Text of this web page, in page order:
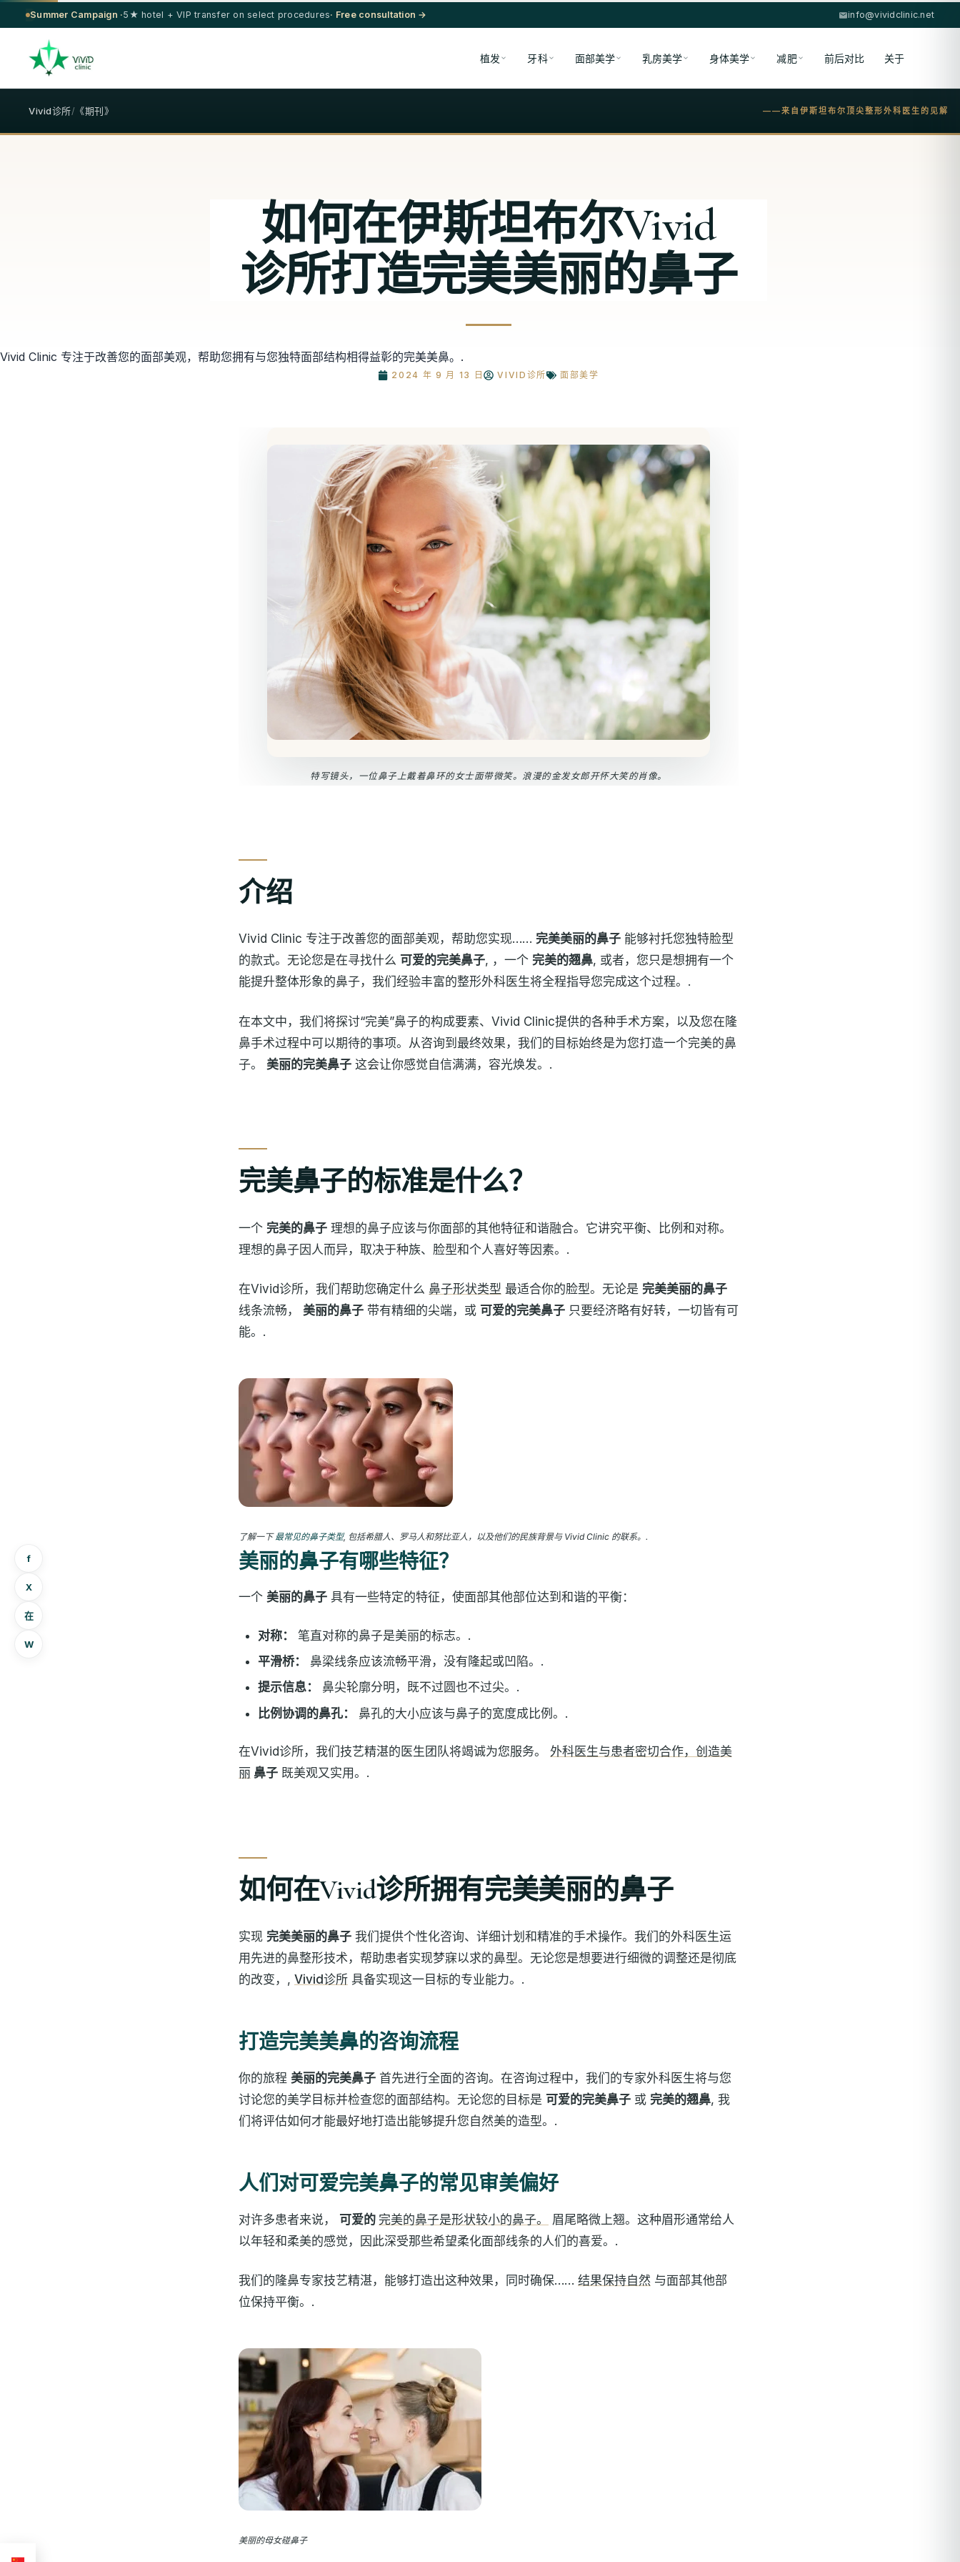
Summer Campaign ·5★ hotel + VIP transfer on select procedures· Free consultation → info@vividclinic.net
植发 牙科 面部美学 乳房美学 身体美学 减肥 前后对比 关于
Vivid诊所/ 《期刊》 ——来自伊斯坦布尔顶尖整形外科医生的见解
f
X
在
W
如何在伊斯坦布尔Vivid
诊所打造完美美丽的鼻子
Vivid Clinic 专注于改善您的面部美观，帮助您拥有与您独特面部结构相得益彰的完美美鼻。.
2024 年 9 月 13 日 VIVID诊所 面部美学
特写镜头，一位鼻子上戴着鼻环的女士面带微笑。浪漫的金发女郎开怀大笑的肖像。
介绍
Vivid Clinic 专注于改善您的面部美观，帮助您实现…… 完美美丽的鼻子 能够衬托您独特脸型
的款式。无论您是在寻找什么 可爱的完美鼻子, ，一个 完美的翘鼻, 或者，您只是想拥有一个
能提升整体形象的鼻子，我们经验丰富的整形外科医生将全程指导您完成这个过程。.
在本文中，我们将探讨“完美”鼻子的构成要素、Vivid Clinic提供的各种手术方案，以及您在隆
鼻手术过程中可以期待的事项。从咨询到最终效果，我们的目标始终是为您打造一个完美的鼻
子。 美丽的完美鼻子 这会让你感觉自信满满，容光焕发。.
完美鼻子的标准是什么？
一个 完美的鼻子 理想的鼻子应该与你面部的其他特征和谐融合。它讲究平衡、比例和对称。
理想的鼻子因人而异，取决于种族、脸型和个人喜好等因素。.
在Vivid诊所，我们帮助您确定什么 鼻子形状类型 最适合你的脸型。无论是 完美美丽的鼻子
线条流畅， 美丽的鼻子 带有精细的尖端，或 可爱的完美鼻子 只要经济略有好转，一切皆有可
能。.
了解一下 最常见的鼻子类型, 包括希腊人、罗马人和努比亚人，以及他们的民族背景与 Vivid Clinic 的联系。.
美丽的鼻子有哪些特征？
一个 美丽的鼻子 具有一些特定的特征，使面部其他部位达到和谐的平衡：
对称：
笔直对称的鼻子是美丽的标志。.
平滑桥：
鼻梁线条应该流畅平滑，没有隆起或凹陷。.
提示信息：
鼻尖轮廓分明，既不过圆也不过尖。.
比例协调的鼻孔：
鼻孔的大小应该与鼻子的宽度成比例。.
在Vivid诊所，我们技艺精湛的医生团队将竭诚为您服务。 外科医生与患者密切合作，创造美
丽 鼻子 既美观又实用。.
如何在Vivid诊所拥有完美美丽的鼻子
实现 完美美丽的鼻子 我们提供个性化咨询、详细计划和精准的手术操作。我们的外科医生运
用先进的鼻整形技术，帮助患者实现梦寐以求的鼻型。无论您是想要进行细微的调整还是彻底
的改变，, Vivid诊所 具备实现这一目标的专业能力。.
打造完美美鼻的咨询流程
你的旅程 美丽的完美鼻子 首先进行全面的咨询。在咨询过程中，我们的专家外科医生将与您
讨论您的美学目标并检查您的面部结构。无论您的目标是 可爱的完美鼻子 或 完美的翘鼻, 我
们将评估如何才能最好地打造出能够提升您自然美的造型。.
人们对可爱完美鼻子的常见审美偏好
对许多患者来说， 可爱的 完美的鼻子是形状较小的鼻子。
眉尾略微上翘。这种眉形通常给人
以年轻和柔美的感觉，因此深受那些希望柔化面部线条的人们的喜爱。.
我们的隆鼻专家技艺精湛，能够打造出这种效果，同时确保…… 结果保持自然 与面部其他部
位保持平衡。.
美丽的母女碰鼻子